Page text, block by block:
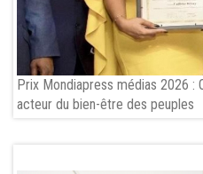
Prix Mondiapress médias 2026 :
acteur du bien-être des peuples